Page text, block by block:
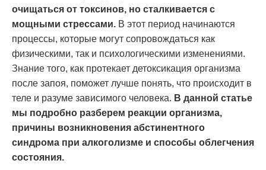
очищаться от токсинов, но сталкивается с
мощными стрессами. В этот период начинаются
процессы, которые могут сопровождаться как
физическими, так и психологическими изменениями.
Знание того, как протекает детоксикация организма
после запоя, поможет лучше понять, что происходит в
теле и разуме зависимого человека. В данной статье
мы подробно разберем реакции организма,
причины возникновения абстинентного
синдрома при алкоголизме и способы облегчения
состояния.